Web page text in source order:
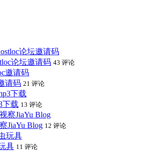
论坛邀请码 43 评论
请码 21 评论
下载 13 评论
JiaYu Blog 12 评论
具 11 评论